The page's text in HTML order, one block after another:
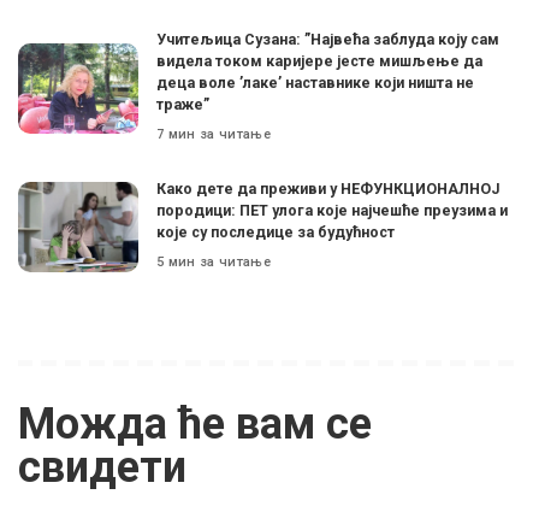
Учитељица Сузана: ”Највећа заблуда коју сам
видела током каријере јесте мишљење да
деца воле ’лаке’ наставнике који ништа не
траже”
7 мин за читање
Како дете да преживи у НЕФУНКЦИОНАЛНОЈ
породици: ПЕТ улога које најчешће преузима и
које су последице за будућност
5 мин за читање
Можда ће вам се
свидети